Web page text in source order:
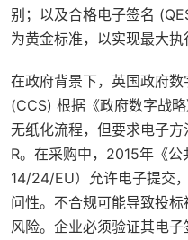
别；以及合格电子签名
为黄金标准，以实现最大执
在政府背景下，英国政府
(CCS) 根据《政府数字战
无纸化流程，但要求电子
R。在采购中，2015年《
14/24/EU）允许电子提交
问性。不合规可能导致投
风险。企业必须验证其电